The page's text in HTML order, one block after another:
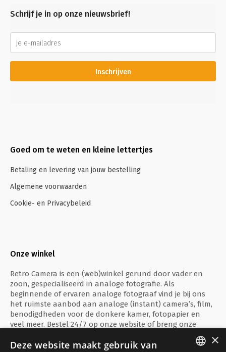
Schrijf je in op onze nieuwsbrief!
Inschrijven
Goed om te weten en kleine lettertjes
Betaling en levering van jouw bestelling
Algemene voorwaarden
Cookie- en Privacybeleid
Onze winkel
Retro Camera is een (web)winkel gerund door vader en
zoon, gespecialiseerd in analoge fotografie. Als
beginnende of ervaren analoge fotograaf vind je bij ons
het ruimste aanbod aan analoge (instant) camera’s, film,
benodigdheden voor de donkere kamer, fotopapier en
veel meer. Bestel 24/7 op onze website of breng onze
×
Deze website maakt gebruik van